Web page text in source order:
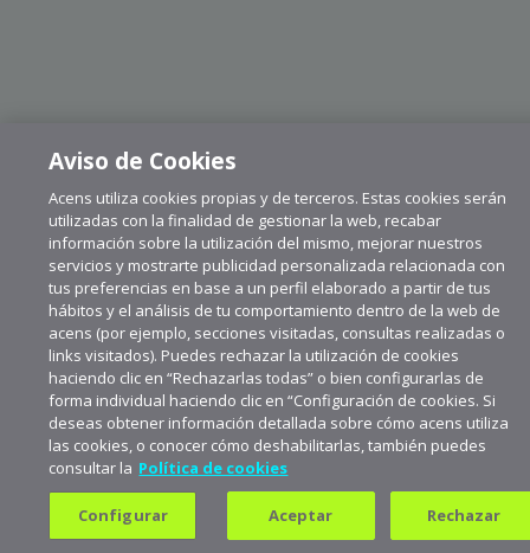
Suscríbete a aceNews para
mantenerte a la última
Suscribirme
Aviso de Cookies
Acens utiliza cookies propias y de terceros. Estas cookies serán
utilizadas con la finalidad de gestionar la web, recabar
información sobre la utilización del mismo, mejorar nuestros
servicios y mostrarte publicidad personalizada relacionada con
tus preferencias en base a un perfil elaborado a partir de tus
hábitos y el análisis de tu comportamiento dentro de la web de
acens (por ejemplo, secciones visitadas, consultas realizadas o
links visitados). Puedes rechazar la utilización de cookies
haciendo clic en “Rechazarlas todas” o bien configurarlas de
forma individual haciendo clic en “Configuración de cookies. Si
deseas obtener información detallada sobre cómo acens utiliza
las cookies, o conocer cómo deshabilitarlas, también puedes
consultar la Política de cookies
Configurar Rechazar
Aceptar